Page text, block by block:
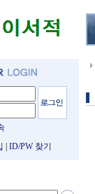
ID/PW 찾기